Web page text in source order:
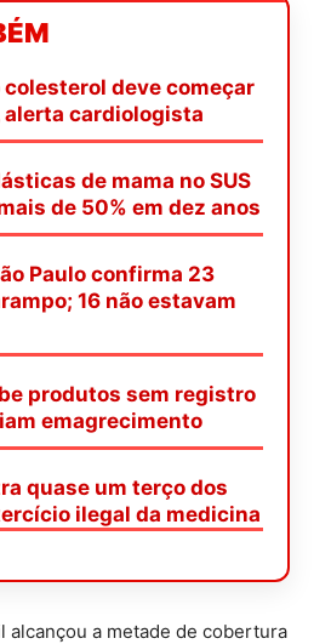
deve começar
alerta cardiologista
de mama no SUS
de 50% em dez anos
Paulo confirma 23
16 não estavam
produtos sem registro
emagrecimento
quase um terço dos
ilegal da medicina
alcançou a metade de cobertura